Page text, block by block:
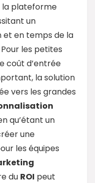
la plateforme
un
et en temps de la
les petites
coût d’entrée
la solution
vers les grandes
qu’étant un
une
les équipes
du ROI peut